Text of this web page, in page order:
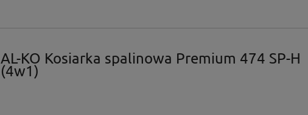
AL-KO Kosiarka spalinowa Premium 474 SP-H
(4w1)